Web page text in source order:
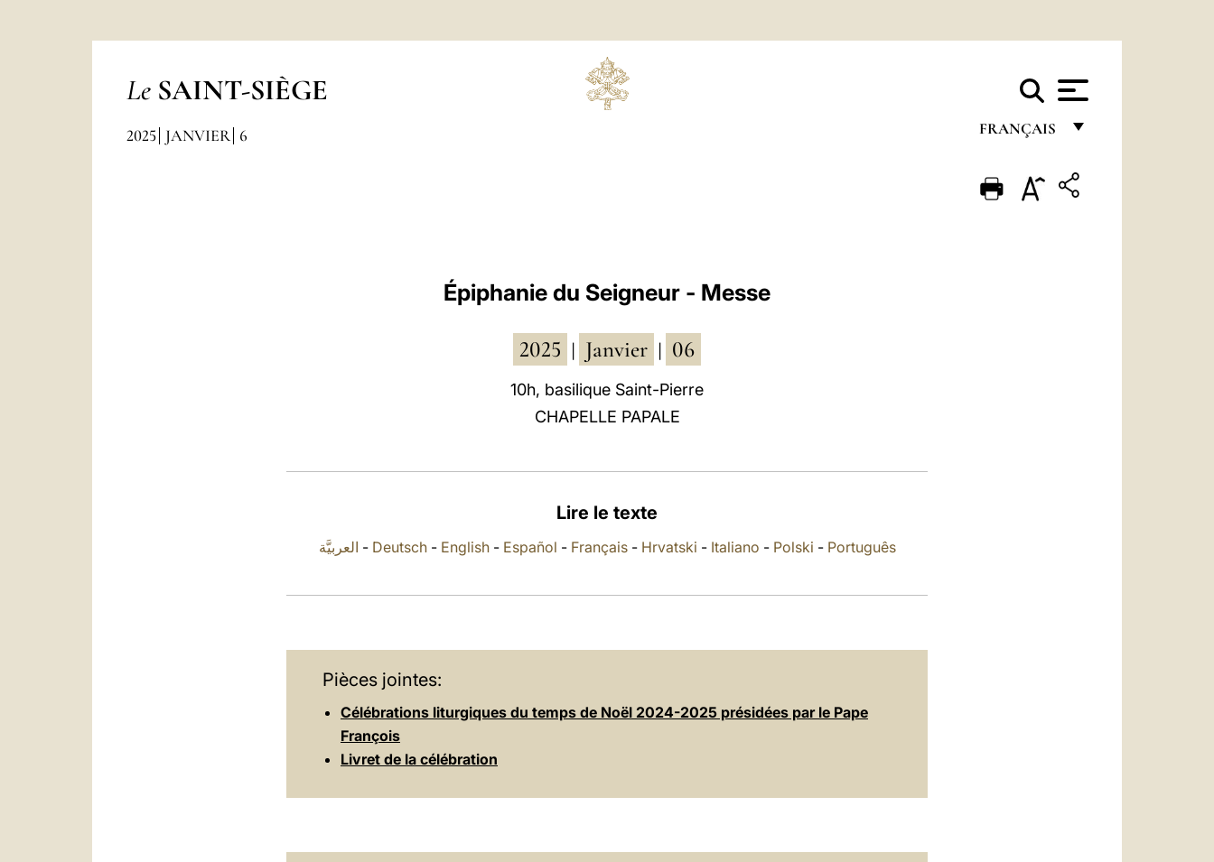
Le SAINT-SIÈGE
FRANÇAIS
ENGLISH
2025 JANVIER 6
Épiphanie du Seigneur - Messe
2025 Janvier 06
10h, basilique Saint-Pierre
CHAPELLE PAPALE
Lire le texte
العربيَّة - Deutsch- English- Español - Français- Hrvatski - Italiano - Polski - Português
Pièces jointes:
Célébrations liturgiques du temps de Noël 2024-2025 présidées par le Pape
François
Livret de la célébration